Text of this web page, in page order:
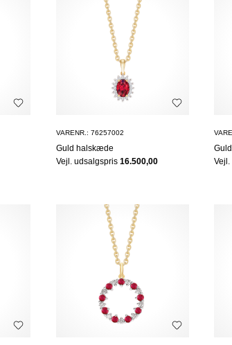
VARENR.: 76257002
Guld halskæde
Vejl. udsalgspris 16.500,00